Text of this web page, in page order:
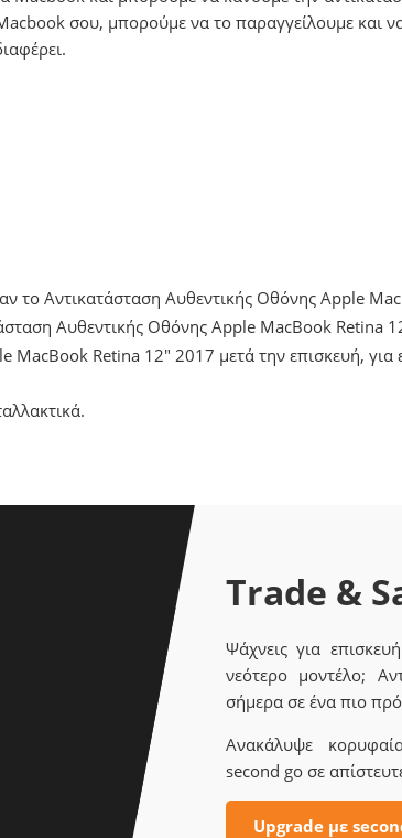
σου, μπορούμε να το παραγγείλουμε και
το Αντικατάσταση Αυθεντικής Οθόνης Apple
Αυθεντικής Οθόνης Apple MacBook Retina
MacBook Retina 12" 2017 μετά την επισκευή,
Trade &
Ψάχνεις για
νεότερο μοντέλο;
σήμερα σε ένα πιο
Ανακάλυψε
second go σε
Upgrade με